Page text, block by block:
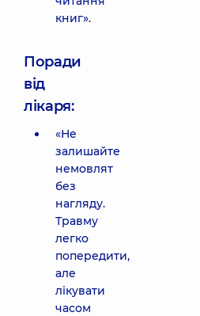
книг».
Поради
від
лікаря:
«Не
залишайте
немовлят
без
нагляду.
Травму
легко
попередити,
але
лікувати
часом